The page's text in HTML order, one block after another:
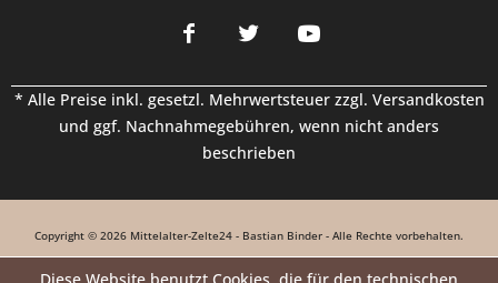
* Alle Preise inkl. gesetzl. Mehrwertsteuer zzgl. Versandkosten
und ggf. Nachnahmegebühren, wenn nicht anders
beschrieben
Copyright © 2026 Mittelalter-Zelte24 - Bastian Binder - Alle Rechte vorbehalten.